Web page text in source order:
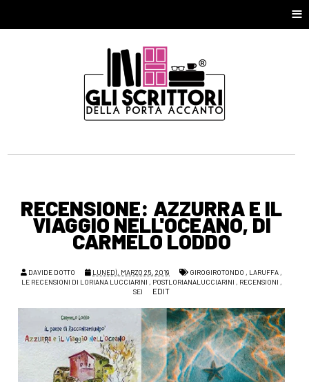
≡
RECENSIONE: AZZURRA E IL
VIAGGIO NELL'OCEANO, DI
CARMELO LODDO
DAVIDE DOTTO LUNEDÌ, MARZO 25, 2019 GIROGIROTONDO , LARUFFA ,
LE RECENSIONI DI LORIANA LUCCIARINI , POSTLORIANALUCCIARINI , RECENSIONI ,
SEI
EDIT